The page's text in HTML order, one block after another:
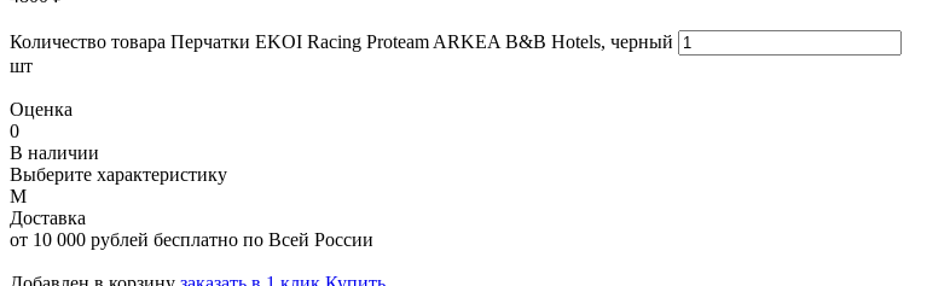
Количество товара Перчатки EKOI Racing Proteam ARKEA B&B Hotels, черный
шт
Оценка
0
В наличии
Выберите характеристику
M
Доставка
от 10 000 рублей бесплатно по Всей России